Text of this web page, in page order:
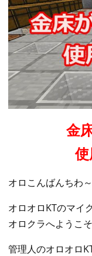
金
使
オロこんばんちわ～
オロオロKTのマイ
オロクラへようこそ
管理人のオロオロ